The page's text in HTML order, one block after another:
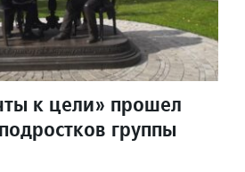
к цели» прошел
группы